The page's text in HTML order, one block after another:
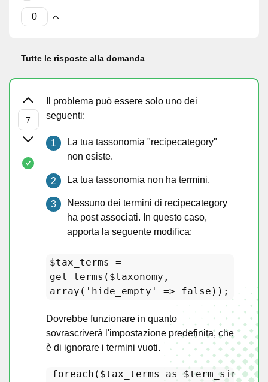
Tutte le risposte alla domanda
Il problema può essere solo uno dei
seguenti:
La tua tassonomia "recipecategory"
non esiste.
La tua tassonomia non ha termini.
Nessuno dei termini di recipecategory
ha post associati. In questo caso,
apporta la seguente modifica:
$tax_terms =
get_terms($taxonomy,
array('hide_empty' => false));
Dovrebbe funzionare in quanto
sovrascriverà l'impostazione predefinita, che
è di ignorare i termini vuoti.
foreach ( $tax_terms as $term_single